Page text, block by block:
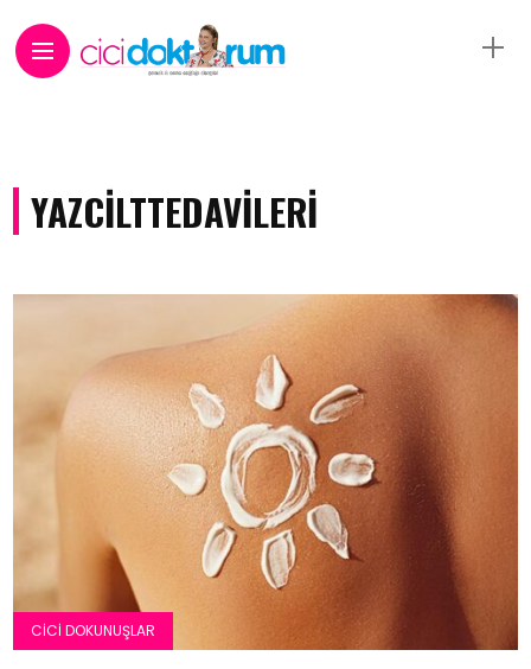
YAZCILTTEDAVILERI
CICI DOKUNUŞLAR